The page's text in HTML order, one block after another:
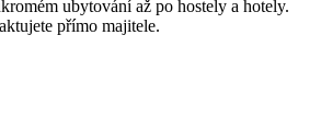
ubytování až po hostely a hotely.
přímo majitele.